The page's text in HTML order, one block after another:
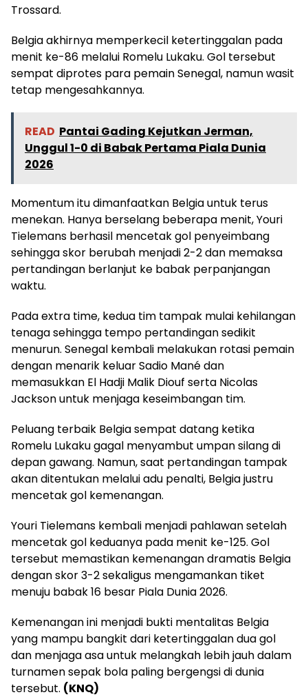
Trossard.
Belgia akhirnya memperkecil ketertinggalan pada
menit ke-86 melalui Romelu Lukaku. Gol tersebut
sempat diprotes para pemain Senegal, namun wasit
tetap mengesahkannya.
READ Pantai Gading Kejutkan Jerman,
Unggul 1-0 di Babak Pertama Piala Dunia
2026
Momentum itu dimanfaatkan Belgia untuk terus
menekan. Hanya berselang beberapa menit, Youri
Tielemans berhasil mencetak gol penyeimbang
sehingga skor berubah menjadi 2-2 dan memaksa
pertandingan berlanjut ke babak perpanjangan
waktu.
Pada extra time, kedua tim tampak mulai kehilangan
tenaga sehingga tempo pertandingan sedikit
menurun. Senegal kembali melakukan rotasi pemain
dengan menarik keluar Sadio Mané dan
memasukkan El Hadji Malik Diouf serta Nicolas
Jackson untuk menjaga keseimbangan tim.
Peluang terbaik Belgia sempat datang ketika
Romelu Lukaku gagal menyambut umpan silang di
depan gawang. Namun, saat pertandingan tampak
akan ditentukan melalui adu penalti, Belgia justru
mencetak gol kemenangan.
Youri Tielemans kembali menjadi pahlawan setelah
mencetak gol keduanya pada menit ke-125. Gol
tersebut memastikan kemenangan dramatis Belgia
dengan skor 3-2 sekaligus mengamankan tiket
menuju babak 16 besar Piala Dunia 2026.
Kemenangan ini menjadi bukti mentalitas Belgia
yang mampu bangkit dari ketertinggalan dua gol
dan menjaga asa untuk melangkah lebih jauh dalam
turnamen sepak bola paling bergengsi di dunia
tersebut. (KNQ)